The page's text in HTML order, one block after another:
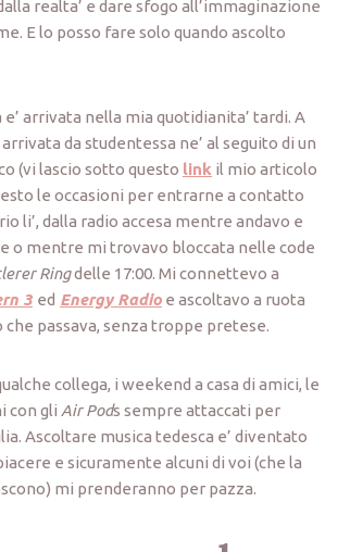
realta’ e dare sfogo all’immaginazione
E lo posso fare solo quando ascolto
e’ arrivata nella mia quotidianita’ tardi. A
da studentessa ne’ al seguito di un
(vi lascio sotto questo link il mio articolo
le occasioni per entrarne a contatto
li’, dalla radio accesa mentre andavo e
o mentre mi trovavo bloccata nelle code
Ringdelle 17:00. Mi connettevo a
3 ed Energy Radio e ascoltavo a ruota
che passava, senza troppe pretese.
collega, i weekend a casa di amici, le
con gli Air Pods sempre attaccati per
Ascoltare musica tedesca e’ diventato
e sicuramente alcuni di voi (che la
mi prenderanno per pazza.